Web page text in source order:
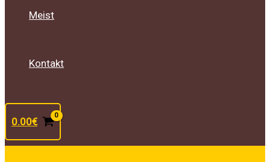
Meist
Kontakt
0.00€